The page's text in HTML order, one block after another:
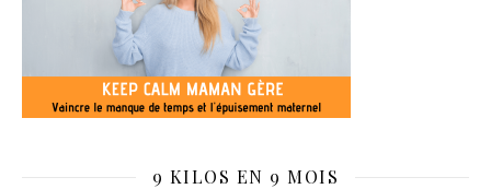
9 KILOS EN 9 MOIS